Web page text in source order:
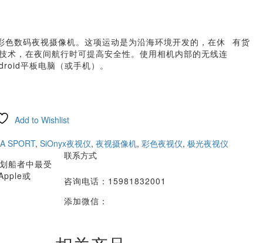
有货
数码夜视摄像机。这项运动是为沿海环境开发的，在休
术，在夜间航行时可提高安全性。使用相机内部的无线连
平板电脑（或手机）。
Add to Wishlist
SPORT, SiOnyx夜视仪, 夜视摄像机, 彩色夜视仪, 极光夜视仪
船者中最受
或
联系方式
咨询电话：15981832001
添加微信：